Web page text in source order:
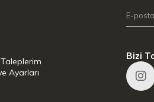
Ayarları
Bizi